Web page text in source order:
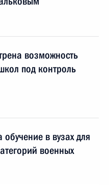
возможность
под контроль
в вузах для
военных